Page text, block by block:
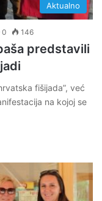
Aktualno
0 146
predstavili
fišijada”, već
na kojoj se